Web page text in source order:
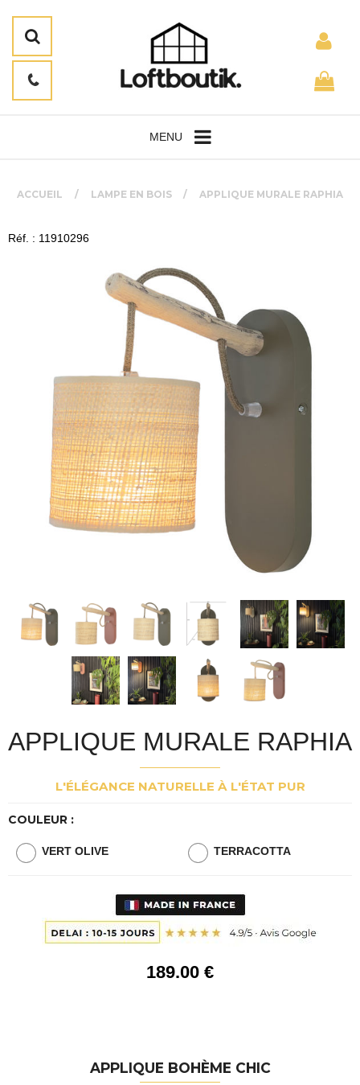
MENU
ACCUEIL LAMPE EN BOIS APPLIQUE MURALE RAPHIA
Réf. : 11910296
APPLIQUE MURALE RAPHIA
L'ÉLÉGANCE NATURELLE À L'ÉTAT PUR
COULEUR :
VERT OLIVE TERRACOTTA
189.00 €
APPLIQUE BOHÈME CHIC